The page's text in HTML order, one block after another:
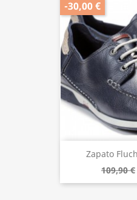
Zapato
109,90 €
-30,00 €